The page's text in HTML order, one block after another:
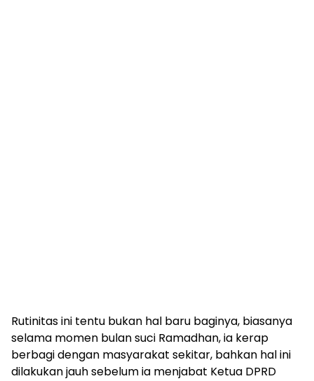
Rutinitas ini tentu bukan hal baru baginya, biasanya
selama momen bulan suci Ramadhan, ia kerap
berbagi dengan masyarakat sekitar, bahkan hal ini
dilakukan jauh sebelum ia menjabat Ketua DPRD